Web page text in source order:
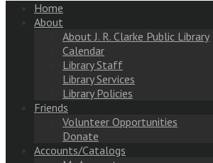
Home
About
About J. R. Clarke Public Library
Calendar
Library Staff
Library Services
Library Policies
Friends
Volunteer Opportunities
Donate
Accounts/Catalogs